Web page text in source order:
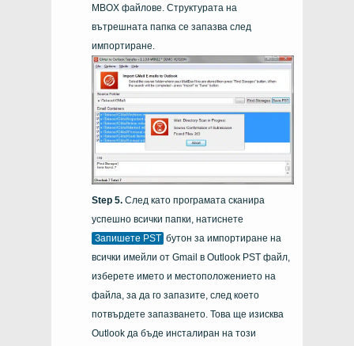
MBOX файлове. Структурата на
вътрешната папка се запазва след
импортиране.
След като програмата сканира
успешно всички папки, натиснете
Запишете PST бутон за импортиране на
всички имейли от Gmail в Outlook PST файл,
изберете името и местоположението на
файла, за да го запазите, след което
потвърдете запазването. Това ще изисква
Outlook да бъде инсталиран на този